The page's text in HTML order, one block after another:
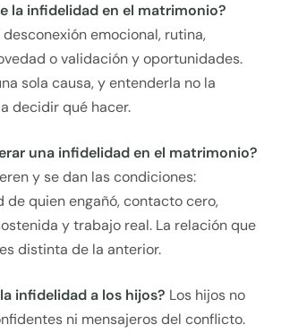
la infidelidad en el matrimonio?
emocional, rutina,
o validación y oportunidades.
sola causa, y entenderla no la
decidir qué hacer.
una infidelidad en el matrimonio?
y se dan las condiciones:
de quien engañó, contacto cero,
y trabajo real. La relación que
distinta de la anterior.
infidelidad a los hijos? Los hijos no
ni mensajeros del conflicto.